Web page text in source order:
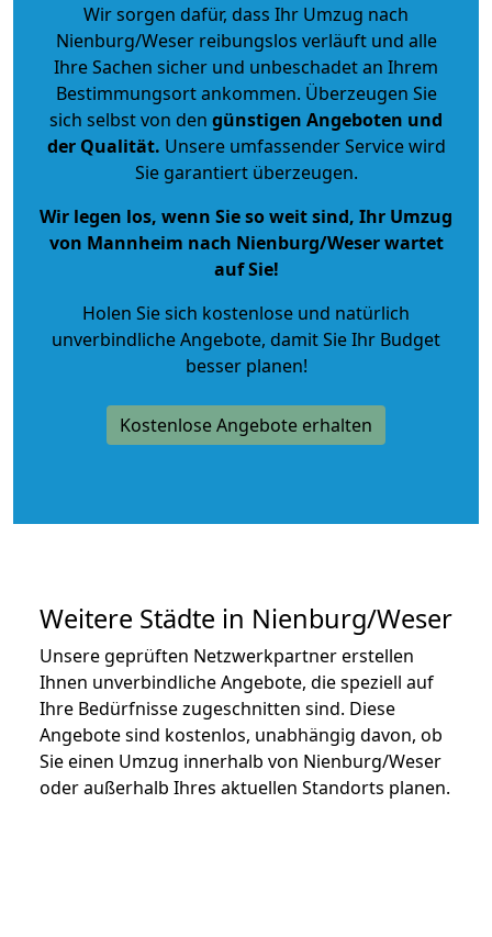
Wir sorgen dafür, dass Ihr Umzug nach
Nienburg/Weser reibungslos verläuft und alle
Ihre Sachen sicher und unbeschadet an Ihrem
Bestimmungsort ankommen. Überzeugen Sie
sich selbst von den günstigen Angeboten und
der Qualität. Unsere umfassender Service wird
Sie garantiert überzeugen.
Wir legen los, wenn Sie so weit sind, Ihr Umzug
von Mannheim nach Nienburg/Weser wartet
auf Sie!
Holen Sie sich kostenlose und natürlich
unverbindliche Angebote, damit Sie Ihr Budget
besser planen!
Kostenlose Angebote erhalten
Weitere Städte in Nienburg/Weser
Unsere geprüften Netzwerkpartner erstellen
Ihnen unverbindliche Angebote, die speziell auf
Ihre Bedürfnisse zugeschnitten sind. Diese
Angebote sind kostenlos, unabhängig davon, ob
Sie einen Umzug innerhalb von Nienburg/Weser
oder außerhalb Ihres aktuellen Standorts planen.